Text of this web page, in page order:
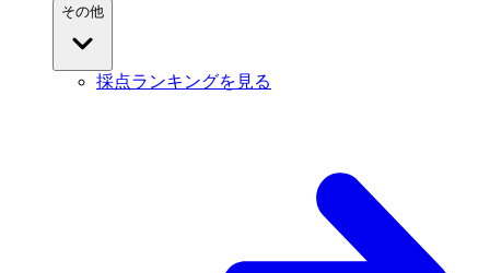
その他
採点ランキングを見る